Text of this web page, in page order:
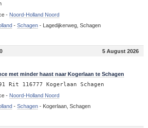
- Noord-Holland Noord
- Schagen- Lagedijkerweg, Schagen
5 August 2026
met minder haast naar Kogerlaan te Schagen
Rit 116777 Kogerlaan Schagen
- Noord-Holland Noord
- Schagen- Kogerlaan, Schagen